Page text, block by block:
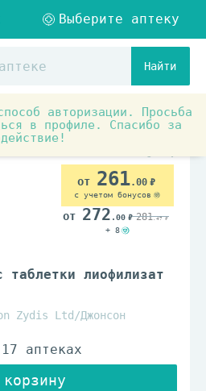
Найти
авторизации. Просьба
в профиле. Спасибо за
при заболеваниях
таблетки лиофилизат
Zydis Ltd/Джонсон
261.00
с учетом бонусов
272 .00 281.47
+ 8